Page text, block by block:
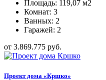
Площадь: 119,07 м2
Комнат: 3
Ванных: 2
Гаражей: 2
от 3.869.775 руб.
Проект дома «Кршко»